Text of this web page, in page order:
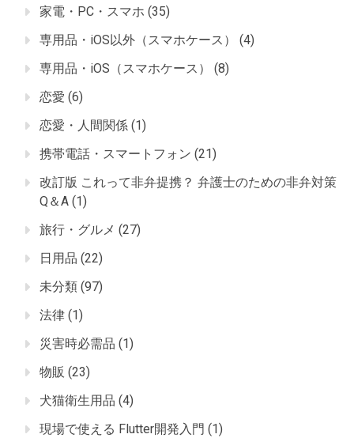
家電・PC・スマホ (35)
専用品・iOS以外（スマホケース）
(4)
専用品・iOS（スマホケース）
(8)
恋愛 (6)
恋愛・人間関係 (1)
携帯電話・スマートフォン (21)
改訂版 これって非弁提携？ 弁護士のための非弁対策
Q＆A (1)
旅行・グルメ (27)
日用品 (22)
未分類 (97)
法律 (1)
災害時必需品 (1)
物販 (23)
犬猫衛生用品 (4)
現場で使える Flutter開発入門 (1)